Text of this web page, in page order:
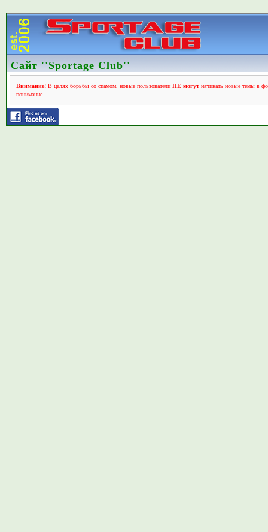
Сайт ''Sportage Club''
Внимание!В целях борьбы со спамом, новые пользователи НЕ могутначинать новые темы в
понимание.